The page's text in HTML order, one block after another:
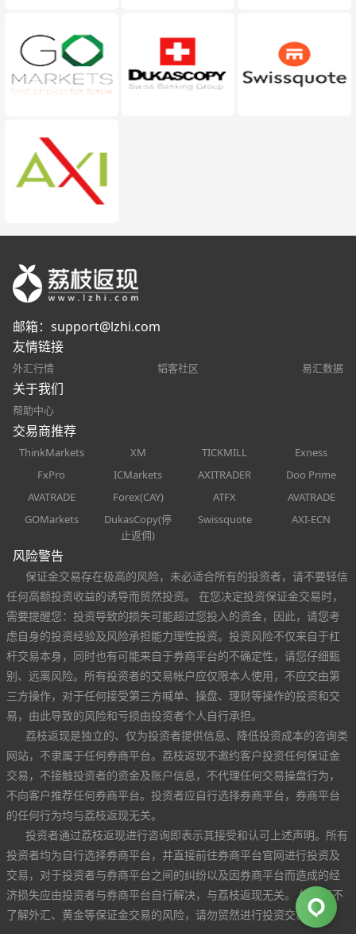
邮箱： support@lzhi.com
友情链接
外汇行情 韬客社区 易汇数据
关于我们
帮助中心
交易商推荐
ThinkMarkets XM TICKMILL
Exness
FxPro
ICMarkets AXITRADER
Doo Prime
AVATRADE
Forex(CAY) ATFX
AVATRADE
GOMarkets
DukasCopy(停
止返佣)
Swissquote AXI-ECN
风险警告
保证金交易存在极高的风险，未必适合所有的投资者，请不要轻信
任何高额投资收益的诱导而贸然投资。 在您决定投资保证金交易时，
需要提醒您：投资导致的损失可能超过您投入的资金，因此，请您考
虑自身的投资经验及风险承担能力理性投资。投资风险不仅来自于杠
杆交易本身，同时也有可能来自于券商平台的不确定性，请您仔细甄
别、远离风险。所有投资者的交易帐户应仅限本人使用，不应交由第
三方操作，对于任何接受第三方喊单、操盘、理财等操作的投资和交
易，由此导致的风险和亏损由投资者个人自行承担。
荔枝返现是独立的、仅为投资者提供信息、降低投资成本的咨询类
网站，不隶属于任何券商平台。荔枝返现不邀约客户投资任何保证金
交易，不接触投资者的资金及账户信息，不代理任何交易操盘行为，
不向客户推荐任何券商平台。投资者应自行选择券商平台，券商平台
的任何行为均与荔枝返现无关。
投资者通过荔枝返现进行咨询即表示其接受和认可上述声明。所有
投资者均为自行选择券商平台，并直接前往券商平台官网进行投资及
交易，对于投资者与券商平台之间的纠纷以及因券商平台而造成的经
济损失应由投资者与券商平台自行解决，与荔枝返现无关。 如果您不
了解外汇、黄金等保证金交易的风险，请勿贸然进行投资交易。